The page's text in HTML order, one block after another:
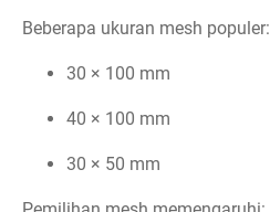
Beberapa ukuran mesh populer:
30 × 100 mm
40 × 100 mm
30 × 50 mm